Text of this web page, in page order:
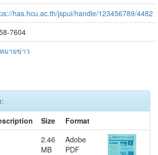
has.hcu.ac.th/jspui/handle/123456789/4482
7604
มายข่าว
Size
Format
2.46
MB
Adobe
PDF